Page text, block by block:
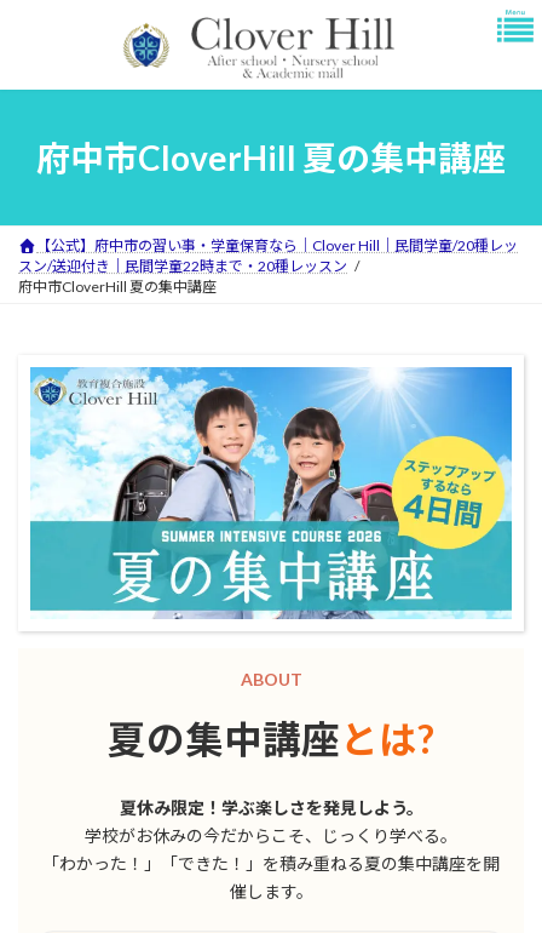
プ
動
府中市CloverHill 夏の集中講座
【公式】府中市の習い事・学童保育なら｜Clover Hill｜民間学童/20種レッ
スン/送迎付き｜民間学童22時まで・20種レッスン
府中市CloverHill 夏の集中講座
ABOUT
夏の集中講座とは?
夏休み限定！学ぶ楽しさを発見しよう。
学校がお休みの今だからこそ、じっくり学べる。
「わかった！」「できた！」を積み重ねる夏の集中講座を開
催します。